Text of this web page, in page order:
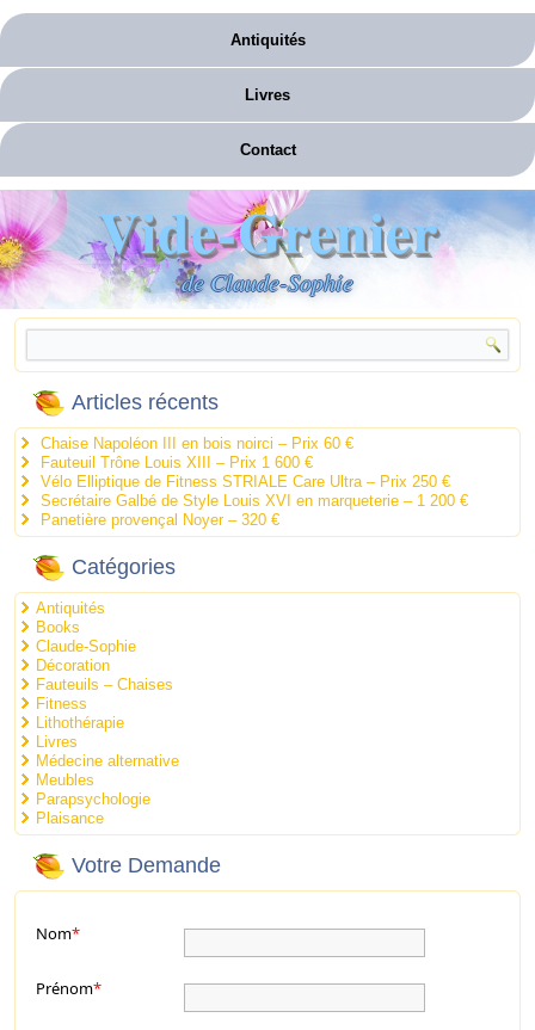
Antiquités
Livres
Contact
Vide-Grenier
de Claude-Sophie
Articles récents
Chaise Napoléon III en bois noirci – Prix 60 €
Fauteuil Trône Louis XIII – Prix 1 600 €
Vélo Elliptique de Fitness STRIALE Care Ultra – Prix 250 €
Secrétaire Galbé de Style Louis XVI en marqueterie – 1 200 €
Panetière provençal Noyer – 320 €
Catégories
Antiquités
Books
Claude-Sophie
Décoration
Fauteuils – Chaises
Fitness
Lithothérapie
Livres
Médecine alternative
Meubles
Parapsychologie
Plaisance
Votre Demande
Nom*
Prénom*